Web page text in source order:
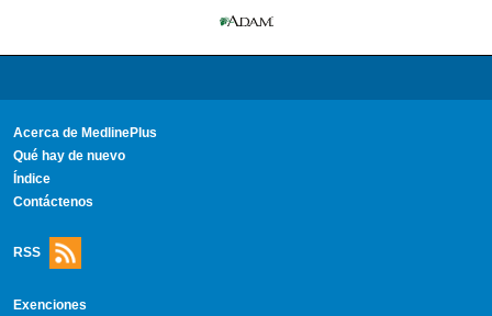
Acerca de MedlinePlus
Qué hay de nuevo
Índice
Contáctenos
RSS
Exenciones